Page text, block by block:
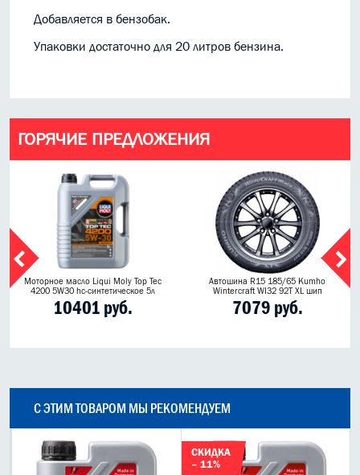
Добавляется в бензобак.
Упаковки достаточно для 20 литров бензина.
ГОРЯЧИЕ ПРЕДЛОЖЕНИЯ
Моторное масло Liqui Moly Top Tec
4200 5W30 hc-синтетическое 5л
10401 руб.
Автошина R15 185/65 Kumho
Wintercraft WI32 92T XL шип
7079 руб.
С ЭТИМ ТОВАРОМ МЫ РЕКОМЕНДУЕМ
СКИДКА
– 11%